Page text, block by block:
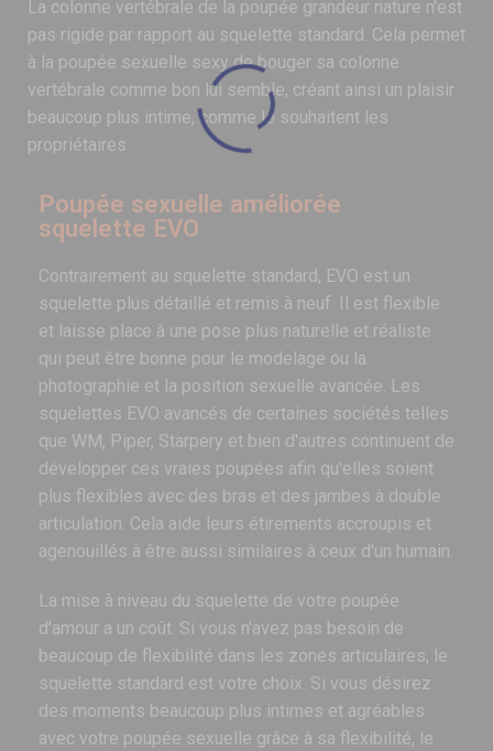
La colonne vertébrale de la poupée grandeur nature n'est
pas rigide par rapport au squelette standard. Cela permet
à la poupée sexuelle sexy de bouger sa colonne
vertébrale comme bon lui semble, créant ainsi un plaisir
beaucoup plus intime, comme le souhaitent les
propriétaires.
Poupée sexuelle améliorée
squelette EVO
Contrairement au squelette standard, EVO est un
squelette plus détaillé et remis à neuf. Il est flexible
et laisse place à une pose plus naturelle et réaliste
qui peut être bonne pour le modelage ou la
photographie et la position sexuelle avancée. Les
squelettes EVO avancés de certaines sociétés telles
que WM, Piper, Starpery et bien d'autres continuent de
développer ces vraies poupées afin qu'elles soient
plus flexibles avec des bras et des jambes à double
articulation. Cela aide leurs étirements accroupis et
agenouillés à être aussi similaires à ceux d'un humain.
La mise à niveau du squelette de votre poupée
d'amour a un coût. Si vous n'avez pas besoin de
beaucoup de flexibilité dans les zones articulaires, le
squelette standard est votre choix. Si vous désirez
des moments beaucoup plus intimes et agréables
avec votre poupée sexuelle grâce à sa flexibilité, le